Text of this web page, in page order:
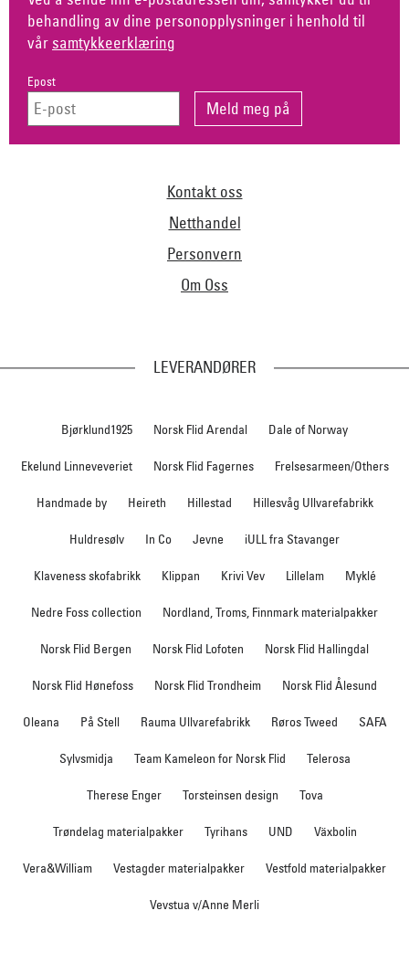
behandling av dine personopplysninger i henhold til
vår samtykkeerklæring
Epost
Kontakt oss
Netthandel
Personvern
Om Oss
LEVERANDØRER
Bjørklund1925 Norsk Flid Arendal Dale of Norway
Ekelund Linneveveriet Norsk Flid Fagernes Frelsesarmeen/Others
Handmade by Heireth Hillestad Hillesvåg Ullvarefabrikk
Huldresølv In Co Jevne iULL fra Stavanger
Klaveness skofabrikk Klippan Krivi Vev Lillelam Myklé
Nedre Foss collection Nordland, Troms, Finnmark materialpakker
Norsk Flid Bergen Norsk Flid Lofoten Norsk Flid Hallingdal
Norsk Flid Hønefoss Norsk Flid Trondheim Norsk Flid Ålesund
Oleana På Stell Rauma Ullvarefabrikk Røros Tweed SAFA
Sylvsmidja Team Kameleon for Norsk Flid Telerosa
Therese Enger Torsteinsen design Tova
Trøndelag materialpakker Tyrihans UND Växbolin
Vera&William Vestagder materialpakker Vestfold materialpakker
Vevstua v/Anne Merli